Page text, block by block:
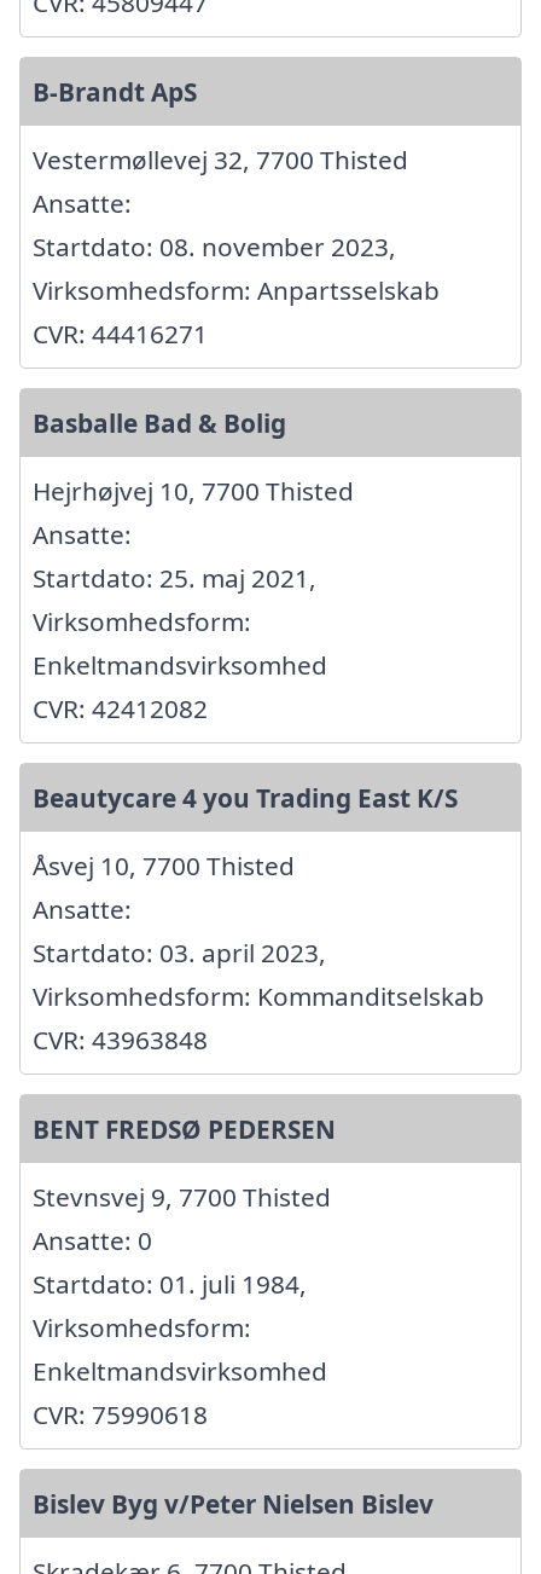
B-Brandt ApS
Vestermøllevej 32, 7700 Thisted
Ansatte:
Startdato: 08. november 2023,
Virksomhedsform: Anpartsselskab
CVR: 44416271
Basballe Bad & Bolig
Hejrhøjvej 10, 7700 Thisted
Ansatte:
Startdato: 25. maj 2021,
Virksomhedsform:
Enkeltmandsvirksomhed
CVR: 42412082
Beautycare 4 you Trading East K/S
Åsvej 10, 7700 Thisted
Ansatte:
Startdato: 03. april 2023,
Virksomhedsform: Kommanditselskab
CVR: 43963848
BENT FREDSØ PEDERSEN
Stevnsvej 9, 7700 Thisted
Ansatte: 0
Startdato: 01. juli 1984,
Virksomhedsform:
Enkeltmandsvirksomhed
CVR: 75990618
Bislev Byg v/Peter Nielsen Bislev